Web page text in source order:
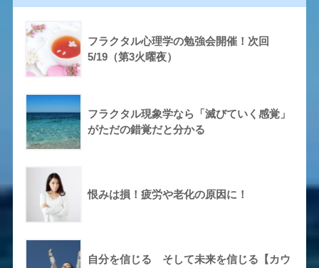
フラクタル心理学の勉強会開催！次回
5/19（第3火曜夜）
フラクタル現象学なら「滅びていく感覚」
がただの錯覚だと分かる
恨みは損！疲労や老化の原因に！
自分を信じる そして未来を信じる【カウ